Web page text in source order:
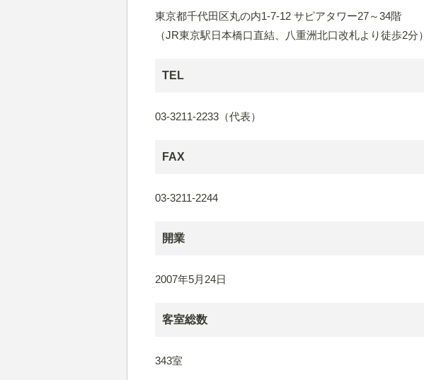
東京都千代田区丸の内1-7-12 サピアタワー27～34階
（JR東京駅日本橋口直結、八重洲北口改札より徒歩2分）
TEL
03-3211-2233（代表）
FAX
03-3211-2244
開業
2007年5月24日
客室総数
343室